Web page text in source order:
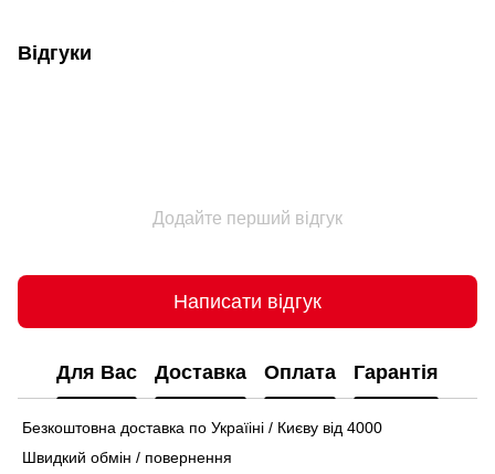
Відгуки
Додайте перший відгук
Написати відгук
Для Вас Доставка Оплата Гарантія
Безкоштовна доставка по Україіні / Києву від 4000
Швидкий обмін / повернення